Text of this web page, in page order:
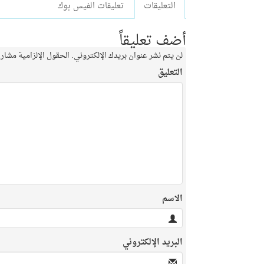
التعليقات تعليقات الفيس بوك
أضف تعليقاً
لن يتم نشر عنوان بريدك الإلكتروني. الحقول الإلزامية مشار
التعليق
الاسم
البريد الإلكتروني